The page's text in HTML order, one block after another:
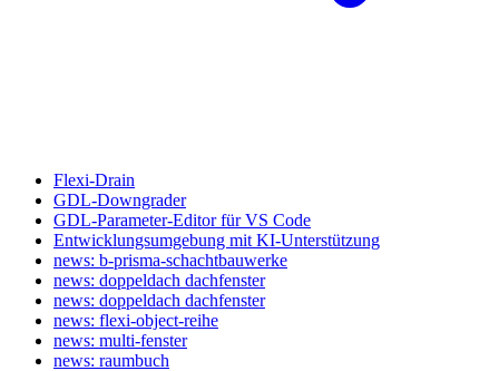
Flexi-Drain
GDL-Downgrader
GDL-Parameter-Editor für VS Code
Entwicklungsumgebung mit KI-Unterstützung
news: b-prisma-schachtbauwerke
news: doppeldach dachfenster
news: doppeldach dachfenster
news: flexi-object-reihe
news: multi-fenster
news: raumbuch